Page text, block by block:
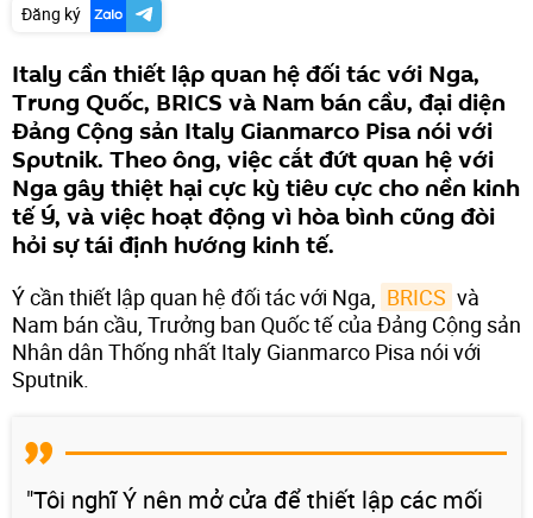
Đăng ký
Italy cần thiết lập quan hệ đối tác với Nga,
Trung Quốc, BRICS và Nam bán cầu, đại diện
Đảng Cộng sản Italy Gianmarco Pisa nói với
Sputnik. Theo ông, việc cắt đứt quan hệ với
Nga gây thiệt hại cực kỳ tiêu cực cho nền kinh
tế Ý, và việc hoạt động vì hòa bình cũng đòi
hỏi sự tái định hướng kinh tế.
Ý cần thiết lập quan hệ đối tác với Nga, BRICS và
Nam bán cầu, Trưởng ban Quốc tế của Đảng Cộng sản
Nhân dân Thống nhất Italy Gianmarco Pisa nói với
Sputnik.
"Tôi nghĩ Ý nên mở cửa để thiết lập các mối